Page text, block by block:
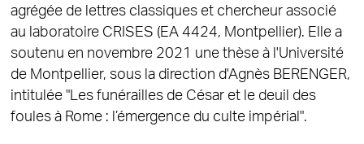
agrégée de lettres classiques et chercheur associé
au laboratoire CRISES (EA 4424, Montpellier). Elle a
soutenu en novembre 2021 une thèse à l'Université
de Montpellier, sous la direction d'Agnès BERENGER,
intitulée "Les funérailles de César et le deuil des
foules à Rome : l’émergence du culte impérial".